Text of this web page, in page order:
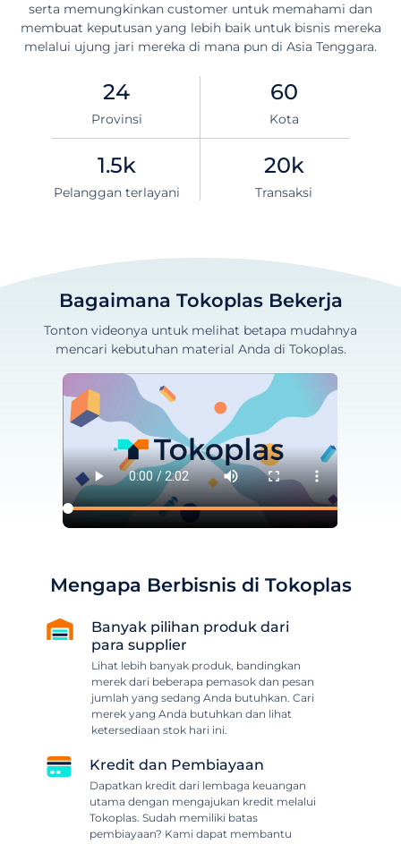
serta memungkinkan customer untuk memahami dan
membuat keputusan yang lebih baik untuk bisnis mereka
melalui ujung jari mereka di mana pun di Asia Tenggara.
Provinsi
24
Kota
60
Pelanggan terlayani
1.5k
Transaksi
20k
Bagaimana Tokoplas Bekerja
Tonton videonya untuk melihat betapa mudahnya
mencari kebutuhan material Anda di Tokoplas.
Mengapa Berbisnis di Tokoplas
Banyak pilihan produk dari
para supplier
Lihat lebih banyak produk, bandingkan
merek dari beberapa pemasok dan pesan
jumlah yang sedang Anda butuhkan. Cari
merek yang Anda butuhkan dan lihat
ketersediaan stok hari ini.
Kredit dan Pembiayaan
Dapatkan kredit dari lembaga keuangan
utama dengan mengajukan kredit melalui
Tokoplas. Sudah memiliki batas
pembiayaan? Kami dapat membantu